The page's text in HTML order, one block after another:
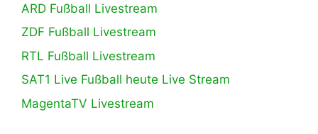
ARD Fußball Livestream
ZDF Fußball Livestream
RTL Fußball Livestream
SAT1 Live Fußball heute Live Stream
MagentaTV Livestream